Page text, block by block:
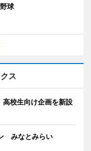
球
ス
校生向け企画を新設
みなとみらい